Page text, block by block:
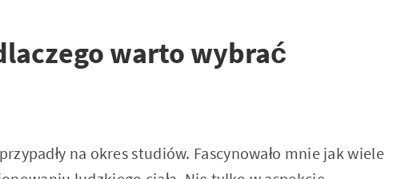
warto wybrać
na okres studiów. Fascynowało mnie jak wiele